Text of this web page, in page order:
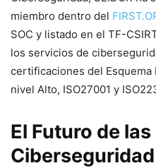
miembro dentro del
SOC y listado en el TF-
los servicios de
certificaciones del Esquema
nivel Alto, ISO27001 y
El Futuro de